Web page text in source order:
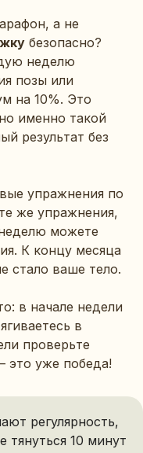
а не
безопасно?
неделю
позы или
на 10%. Это
именно такой
результат без
упражнения по
же упражнения,
можете
К концу месяца
стало ваше тело.
в начале недели
в
проверьте
это уже победа!
регулярность,
тянуться 10 минут